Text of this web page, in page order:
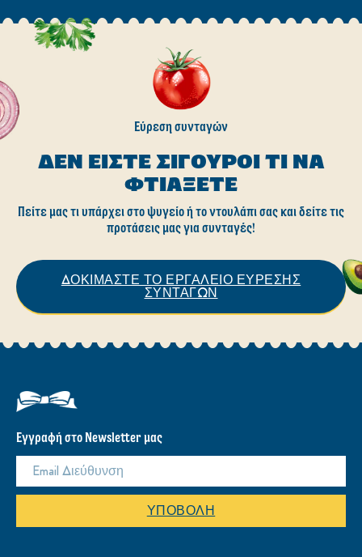
Εύρεση συνταγών
ΔΕΝ ΕΊΣΤΕ ΣΊΓΟΥΡΟΙ ΤΙ ΝΑ
ΦΤΙΆΞΕΤΕ
Πείτε μας τι υπάρχει στο ψυγείο ή το ντουλάπι σας και δείτε τις
προτάσεις μας για συνταγές!
ΔΟΚΙΜΑΣΤΕ ΤΟ ΕΡΓΑΛΕΙΟ ΕΥΡΕΣΗΣ
ΣΥΝΤΑΓΩΝ
Εγγραφή στο Newsletter μας
ΥΠΟΒΟΛΉ